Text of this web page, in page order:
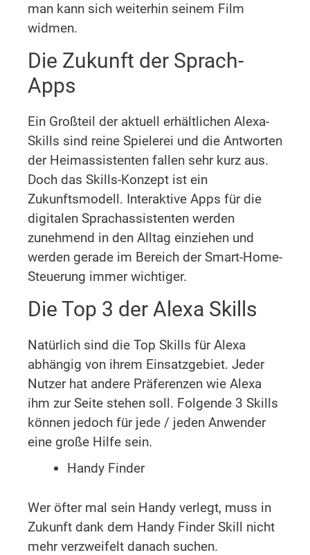
man kann sich weiterhin seinem Film
widmen.
Die Zukunft der Sprach-
Apps
Ein Großteil der aktuell erhältlichen Alexa-
Skills sind reine Spielerei und die Antworten
der Heimassistenten fallen sehr kurz aus.
Doch das Skills-Konzept ist ein
Zukunftsmodell. Interaktive Apps für die
digitalen Sprachassistenten werden
zunehmend in den Alltag einziehen und
werden gerade im Bereich der Smart-Home-
Steuerung immer wichtiger.
Die Top 3 der Alexa Skills
Natürlich sind die Top Skills für Alexa
abhängig von ihrem Einsatzgebiet. Jeder
Nutzer hat andere Präferenzen wie Alexa
ihm zur Seite stehen soll. Folgende 3 Skills
können jedoch für jede / jeden Anwender
eine große Hilfe sein.
Handy Finder
Wer öfter mal sein Handy verlegt, muss in
Zukunft dank dem Handy Finder Skill nicht
mehr verzweifelt danach suchen.